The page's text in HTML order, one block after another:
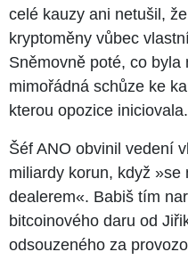
celé kauzy ani netušil,
kryptoměny vůbec
Sněmovně poté, co byla
mimořádná schůze ke
kterou opozice iniciovala.
Šéf ANO obvinil vedení
miliardy korun, když »se
dealerem«. Babiš tím
bitcoinového daru od
odsouzeného za